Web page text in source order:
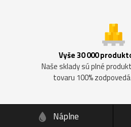
Vyše 30 000
Naše sklady sú plné
tovaru 100%
Náplne